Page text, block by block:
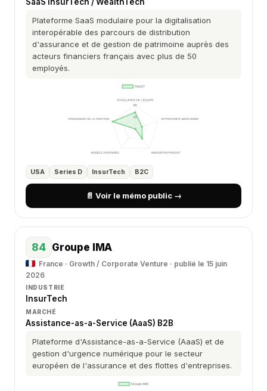
Plateforme SaaS modulaire pour la digitalisation
interopérable des parcours de distribution
d'assurance et de gestion de patrimoine auprès des
acteurs financiers français avec plus de 50
employés.
USA Series D InsurTech B2C
📄 Voir le mémo public →
84 Groupe IMA
France · Growth / Corporate Venture · publié le 15 juin
2026
INDUSTRIE
InsurTech
MARCHÉ
Assistance-as-a-Service (AaaS) B2B
Plateforme d'Assistance-as-a-Service (AaaS) et de
gestion d'urgence numérique pour le secteur
européen de l'assurance et des flottes d'entreprises.